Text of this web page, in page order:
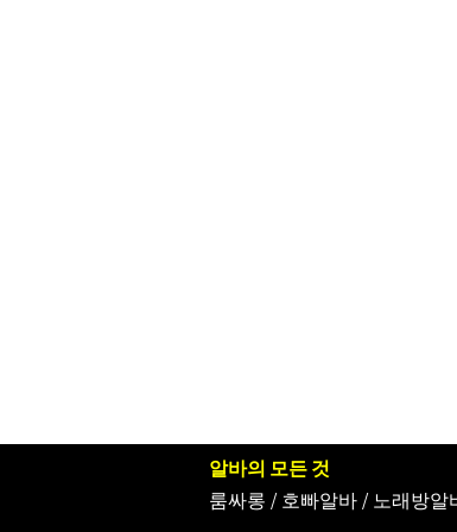
알바의 모든 것
룸싸롱 / 호빠알바 / 노래방알